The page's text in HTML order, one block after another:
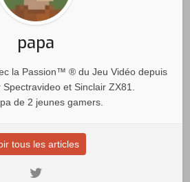
papa
la Passion™ ® du Jeu Vidéo depuis
et Sinclair ZX81.
de 2 jeunes gamers.
tous les articles